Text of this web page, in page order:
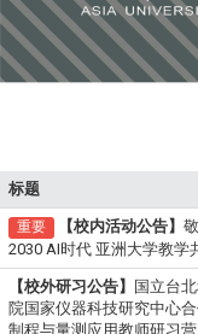
标题
重要 【校内活动公告】
2030 AI时代 亚洲大学教学
【校外研习公告】
国立台
院国家仪器科技研究中心
制程与量测应用教师研习